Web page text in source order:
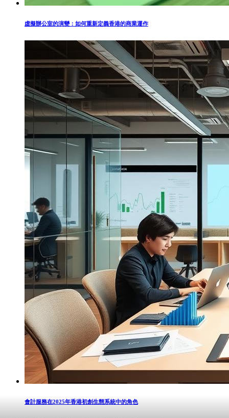
虛擬辦公室的演變：如何重新定義香港的商業運作
會計服務在2025年香港初創生態系統中的角色